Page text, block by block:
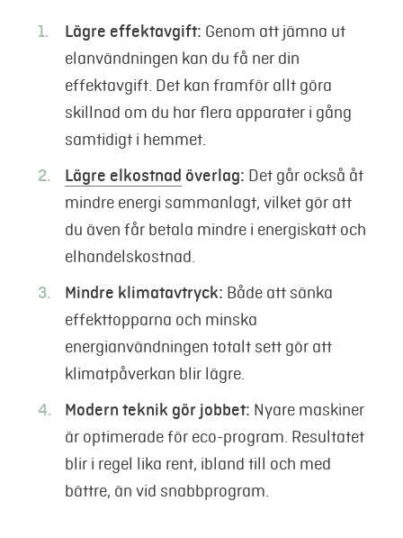
Lägre effektavgift: Genom att jämna ut
elanvändningen kan du få ner din
effektavgift. Det kan framför allt göra
skillnad om du har flera apparater i gång
samtidigt i hemmet.
Lägre elkostnad överlag: Det går också åt
mindre energi sammanlagt, vilket gör att
du även får betala mindre i energiskatt och
elhandelskostnad.
Mindre klimatavtryck: Både att sänka
effekttopparna och minska
energianvändningen totalt sett gör att
klimatpåverkan blir lägre.
Modern teknik gör jobbet: Nyare maskiner
är optimerade för eco-program. Resultatet
blir i regel lika rent, ibland till och med
bättre, än vid snabbprogram.